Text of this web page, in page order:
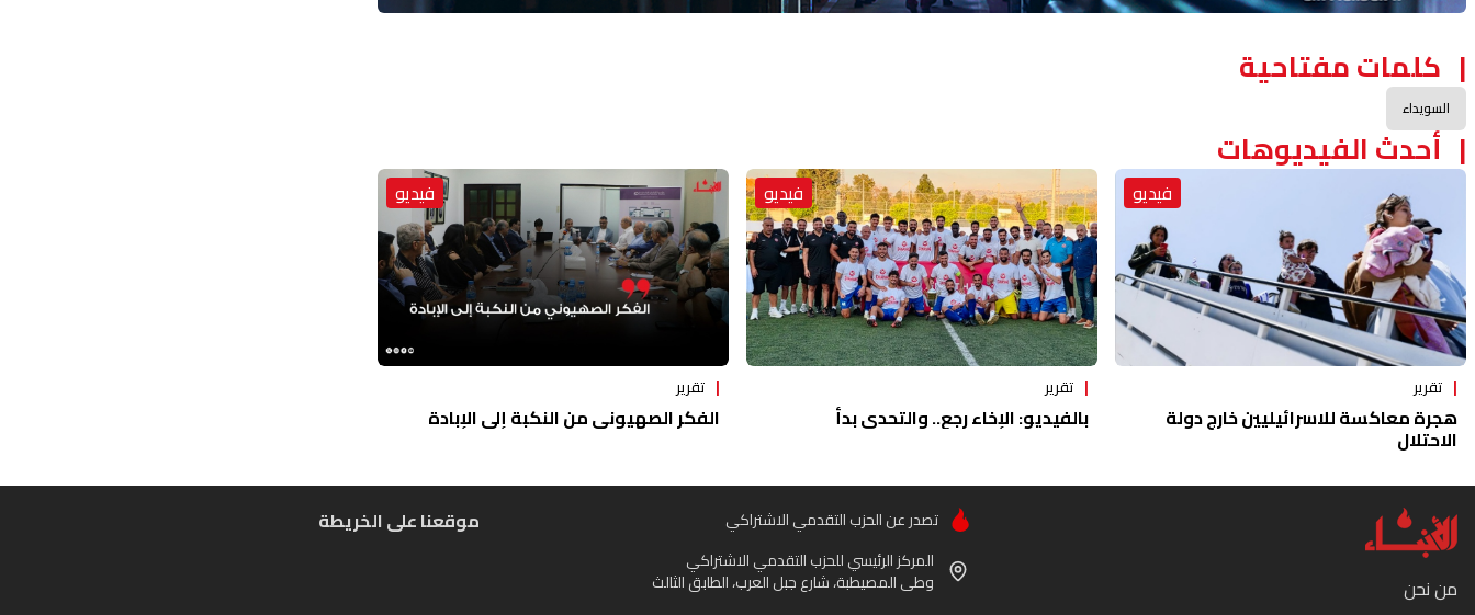
كلمات مفتاحية
السويداء
أحدث الفيديوهات
فيديو
تقرير
هجرة معاكسة للاسرائيليين خارج دولة
الاحتلال
فيديو
تقرير
بالفيديو: الإخاء رجع.. والتحدي بدأ
فيديو
تقرير
الفكر الصهيوني من النكبة إلى الإبادة
من نحن
تصدر عن الحزب التقدمي الاشتراكي
المركز الرئيسي للحزب التقدمي الاشتراكي
وطى المصيطبة، شارع جبل العرب، الطابق الثالث
موقعنا على الخريطة